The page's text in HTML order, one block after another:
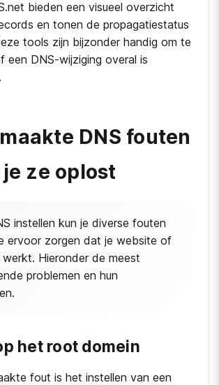
bieden een visueel overzicht
en tonen de propagatiestatus
tools zijn bijzonder handig om te
een DNS-wijziging overal is
DNS fouten
ze oplost
instellen kun je diverse fouten
ervoor zorgen dat je website of
werkt. Hieronder de meest
problemen en hun
het root domein
fout is het instellen van een